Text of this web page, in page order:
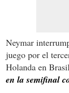
Neymar
juego por el
Holanda en
en la semifinal